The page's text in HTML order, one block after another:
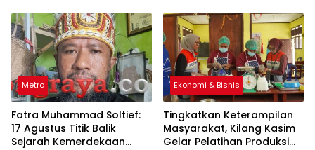
Metro
Fatra Muhammad Soltief:
17 Agustus Titik Balik
Sejarah Kemerdekaan
Ekonomi & Bisnis
Tingkatkan Keterampilan
Masyarakat, Kilang Kasim
Gelar Pelatihan Produksi